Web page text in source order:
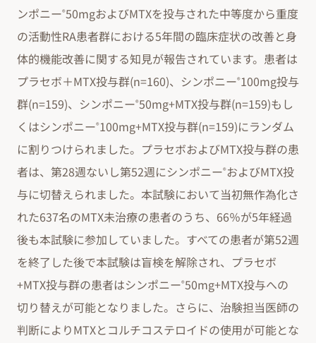
ンポニー®50mgおよびMTXを投与された中等度から重度
の活動性RA患者群における5年間の臨床症状の改善と身
体的機能改善に関する知見が報告されています。患者は
プラセボ＋MTX投与群(n=160)、シンポニー®100mg投与
群(n=159)、シンポニー®50mg+MTX投与群(n=159)もし
くはシンポニー®100mg+MTX投与群(n=159)にランダム
に割りつけられました。プラセボおよびMTX投与群の患
者は、第28週ないし第52週にシンポニー®およびMTX投
与に切替えられました。本試験において当初無作為化さ
れた637名のMTX未治療の患者のうち、66％が5年経過
後も本試験に参加していました。すべての患者が第52週
を終了した後で本試験は盲検を解除され、プラセボ
+MTX投与群の患者はシンポニー®50mg+MTX投与への
切り替えが可能となりました。さらに、治験担当医師の
判断によりMTXとコルチコステロイドの使用が可能とな